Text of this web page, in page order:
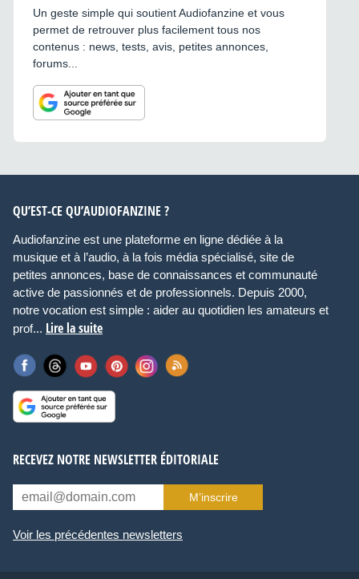
Un geste simple qui soutient Audiofanzine et vous
permet de retrouver plus facilement tous nos
contenus : news, tests, avis, petites annonces,
forums...
QU’EST-CE QU’AUDIOFANZINE ?
Audiofanzine est une plateforme en ligne dédiée à la
musique et à l’audio, à la fois média spécialisé, site de
petites annonces, base de connaissances et communauté
active de passionnés et de professionnels. Depuis 2000,
notre vocation est simple : aider au quotidien les amateurs et
prof... Lire la suite
RECEVEZ NOTRE NEWSLETTER ÉDITORIALE
M’inscrire
Voir les précédentes newsletters